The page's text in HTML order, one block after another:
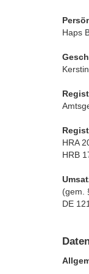
Haps
HRA
HRB
(gem.
DE